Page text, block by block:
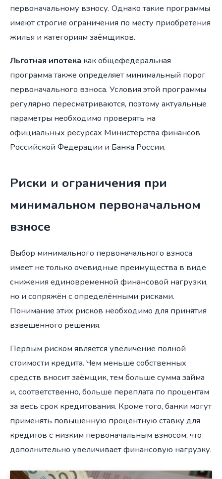
первоначальному взносу. Однако такие программы
имеют строгие ограничения по месту приобретения
жилья и категориям заёмщиков.
Льготная ипотека как общефедеральная
программа также определяет минимальный порог
первоначального взноса. Условия этой программы
регулярно пересматриваются, поэтому актуальные
параметры необходимо проверять на
официальных ресурсах Министерства финансов
Российской Федерации и Банка России.
Риски и ограничения при
минимальном первоначальном
взносе
Выбор минимального первоначального взноса
имеет не только очевидные преимущества в виде
снижения единовременной финансовой нагрузки,
но и сопряжён с определёнными рисками.
Понимание этих рисков необходимо для принятия
взвешенного решения.
Первым риском является увеличение полной
стоимости кредита. Чем меньше собственных
средств вносит заёмщик, тем больше сумма займа
и, соответственно, больше переплата по процентам
за весь срок кредитования. Кроме того, банки могут
применять повышенную процентную ставку для
кредитов с низким первоначальным взносом, что
дополнительно увеличивает финансовую нагрузку.